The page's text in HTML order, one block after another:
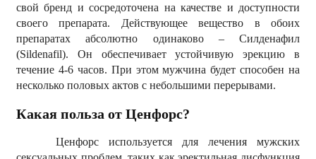
свой бренд и сосредоточена на качестве и доступности
своего препарата. Действующее вещество в обоих
препаратах абсолютно одинаково – Силденафил
(Sildenafil). Он обеспечивает устойчивую эрекцию в
течение 4-6 часов. При этом мужчина будет способен на
несколько половых актов с небольшими перерывами.
Какая польза от Ценфорс?
Ценфорс используется для лечения мужских